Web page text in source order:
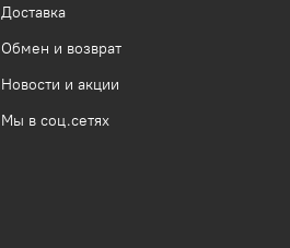
Доставка
Обмен и возврат
Новости и акции
Мы в соц.сетях